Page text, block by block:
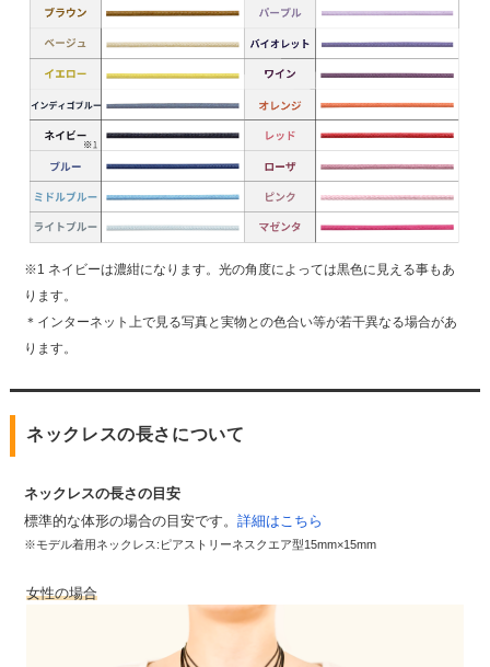
※1 ネイビーは濃紺になります。光の角度によっては黒色に見える事もあ
ります。
＊インターネット上で見る写真と実物との色合い等が若干異なる場合があ
ります。
ネックレスの長さについて
ネックレスの長さの目安
標準的な体形の場合の目安です。 詳細はこちら
※モデル着用ネックレス:ピアストリーネスクエア型15mm×15mm
女性の場合